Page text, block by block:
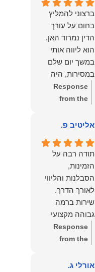
עליכם..אני
שמחה שאתם
איתי ותזכו לטוב
כפי
שאתם....תבורכו
ברכה והצלחה
וחיבוק ממני🙂😘
💓
והמרגשות.
שמחנו מאוד
לקרוא את
דברייך. אנו
מעריכים את
האמון שנתת בנו
ונמשיך לעמוד
לצידך וללוות
אותך במסירות.
הלב הרבה
הצלחה, ברכה
ובשורות טובות.
שמעון האן
משרד עורכי דין
ונוטריון
ברצוני להמליץ
בחום על עורך
הדין נמרוד האן.
הוא ליווה אותי
במשך יום שלם
במסירות, היה
זמין לכל שאלה,
הכווין אותי בכל
תחושת ביטחון
התהליך.
המקצועיות,
הסבלנות,
היסודיות
והאכפתיות שלו
בלטו מהרגע
הראשון. הרגשתי
שיש לי על מי
לסמוך, ואני
הלב לכל מי
Response
from the
הוא שלנו, נעמוד
ולשירותך בכל
עת גם בהמשך.
שמעון האן
משרד עורכי דין
ונוטריון
אליטיב פ.
תודה רבה על
הזמינות,
הסבלנות והליווי
שירות ברמה
גבוהה מקצועי
ואמין.
Response
from the
הוא שלנו.
אורלי ג.